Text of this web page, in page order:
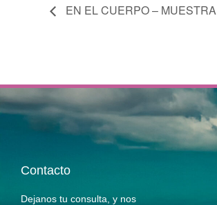
EN EL CUERPO – MUESTRA
Contacto
Dejanos tu consulta, y nos